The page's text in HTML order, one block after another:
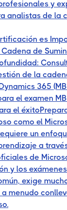
y
analistas de la
es
de
de la
365
el examen
el
como el
un
a
de
y los
exige
menudo